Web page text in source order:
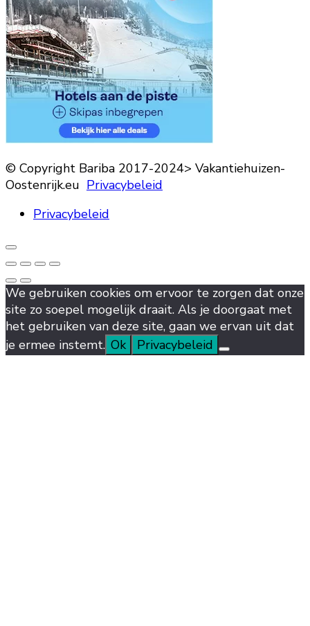
© Copyright Bariba 2017-2024> Vakantiehuizen-
Oostenrijk.eu Privacybeleid
Privacybeleid
We gebruiken cookies om ervoor te zorgen dat onze
site zo soepel mogelijk draait. Als je doorgaat met
het gebruiken van deze site, gaan we ervan uit dat
je ermee instemt. Ok Privacybeleid